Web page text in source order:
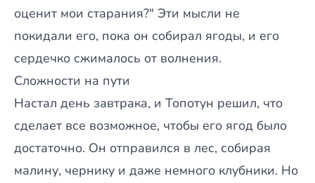
оценит мои старания?" Эти мысли не
покидали его, пока он собирал ягоды, и его
сердечко сжималось от волнения.
Сложности на пути
Настал день завтрака, и Топотун решил, что
сделает все возможное, чтобы его ягод было
достаточно. Он отправился в лес, собирая
малину, чернику и даже немного клубники. Но